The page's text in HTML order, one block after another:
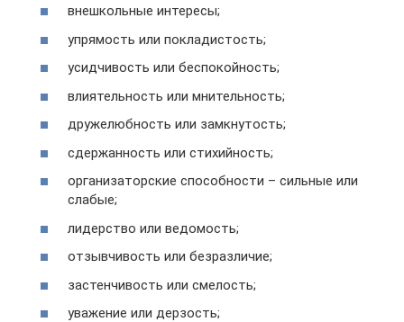
внешкольные интересы;
упрямость или покладистость;
усидчивость или беспокойность;
влиятельность или мнительность;
дружелюбность или замкнутость;
сдержанность или стихийность;
организаторские способности – сильные или
слабые;
лидерство или ведомость;
отзывчивость или безразличие;
застенчивость или смелость;
уважение или дерзость;